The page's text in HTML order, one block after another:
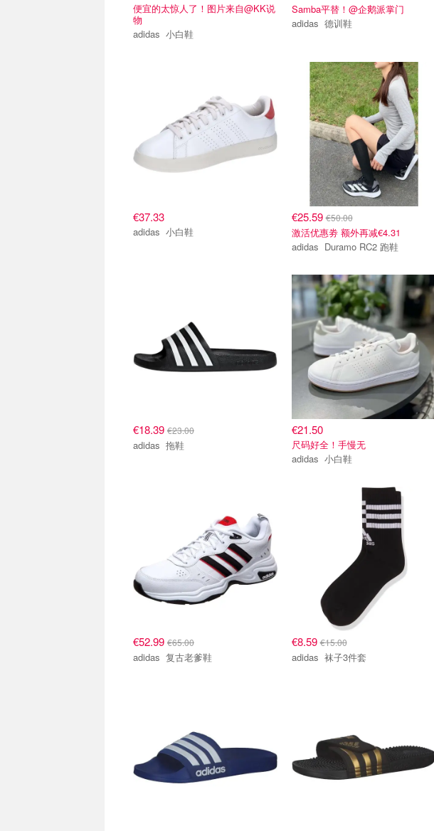
便宜的太惊人了！图片来自@KK说
物
adidas 小白鞋
Samba平替！@企鹅派掌门
adidas 德训鞋
€37.33
adidas 小白鞋
€25.59€50.00
激活优惠劵 额外再减€4.31
adidas Duramo RC2 跑鞋
€18.39 €23.00
adidas 拖鞋
€21.50
尺码好全！手慢无
adidas 小白鞋
€52.99 €65.00
adidas 复古老爹鞋
€8.59€15.00
adidas 袜子3件套